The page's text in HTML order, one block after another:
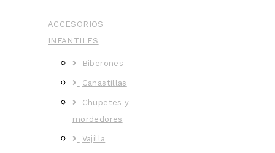
ACCESORIOS
INFANTILES
Biberones
Canastillas
Chupetes y
mordedores
Vajilla